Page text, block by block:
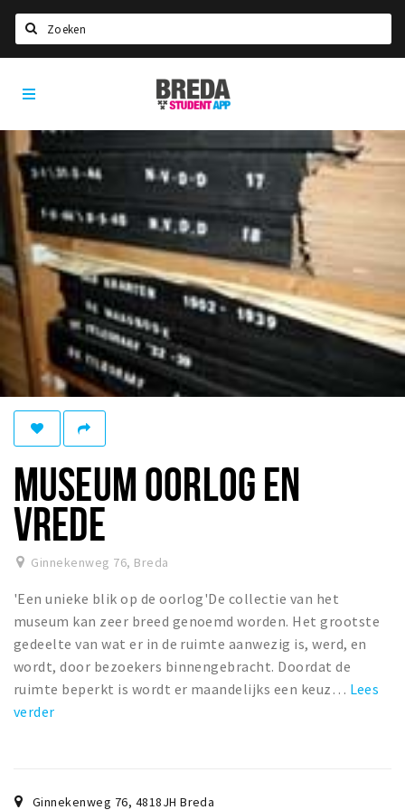
HOME
STUDEREN
Voel je thuis in Breda | GoodMood
Welkom in Breda
Studentenverenigingen
Studentenraad
Studentenroutes
New in town? Check FAQ!
WONEN
Woonruimte
Inschrijven gemeente
Zorgverzekering
Huisarts en eerste hulp
Q&A
Breda Student Shop
Draai aan het rad!
VRIJE TIJD
Sport
Bezienswaardigheden
Breda
Student
MUSEUM OORLOG EN
VREDE
Ginnekenweg 76, Breda
'Een unieke blik op de oorlog'De collectie van het
museum kan zeer breed genoemd worden. Het grootste
gedeelte van wat er in de ruimte aanwezig is, werd, en
wordt, door bezoekers binnengebracht. Doordat de
ruimte beperkt is wordt er maandelijks een keuz… Lees
verder
Ginnekenweg 76, 4818JH Breda